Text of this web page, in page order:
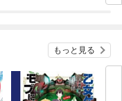
もっと見る